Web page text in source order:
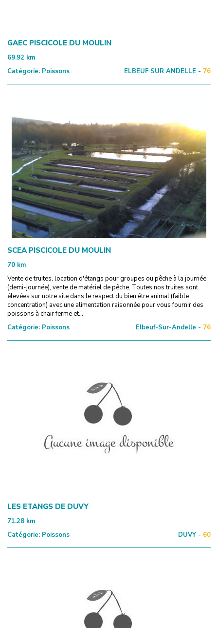
GAEC PISCICOLE DU MOULIN
69.92 km
Catégorie: Poissons ELBEUF SUR ANDELLE - 76
SCEA PISCICOLE DU MOULIN
70 km
Vente de truites, location d'étangs pour groupes ou pêche à la journée
(demi-journée), vente de matériel de pêche. Toutes nos truites sont
élevées sur notre site dans le respect du bien être animal (faible
concentration) avec une alimentation raisonnée pour vous fournir des
poissons à chair ferme et...
Catégorie: Poissons Elbeuf-Sur-Andelle - 76
LES ETANGS DE DUVY
71.28 km
Catégorie: Poissons DUVY - 60